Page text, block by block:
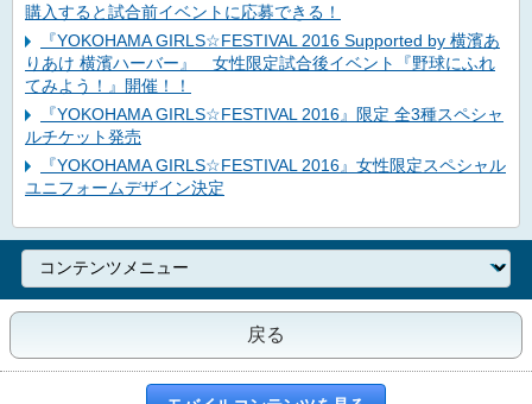
購入すると試合前イベントに応募できる！
『YOKOHAMA GIRLS☆FESTIVAL 2016 Supported by 横濱あ
りあけ 横濱ハーバー』 女性限定試合後イベント『野球にふれ
てみよう！』開催！！
『YOKOHAMA GIRLS☆FESTIVAL 2016』限定 全3種スペシャ
ルチケット発売
『YOKOHAMA GIRLS☆FESTIVAL 2016』女性限定スペシャル
ユニフォームデザイン決定
戻る